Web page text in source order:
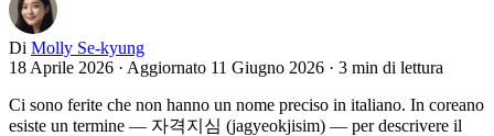
Di Molly Se-kyung
18 Aprile 2026 · Aggiornato 11 Giugno 2026 · 3 min di lettura
Ci sono ferite che non hanno un nome preciso in italiano. In coreano
esiste un termine — 자격지심 (jagyeokjisim) — per descrivere il